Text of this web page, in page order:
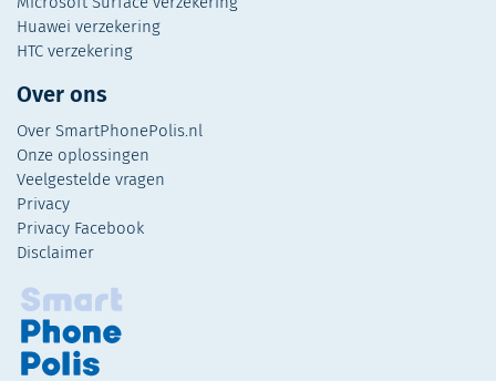
Huawei verzekering
HTC verzekering
Over ons
Over SmartPhonePolis.nl
Onze oplossingen
Veelgestelde vragen
Privacy
Privacy Facebook
Disclaimer